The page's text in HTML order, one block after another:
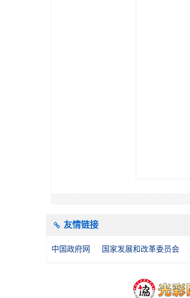
友情链接
中国政府网 国家发展和改革委员会